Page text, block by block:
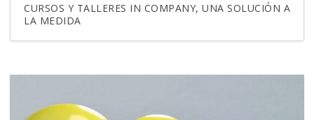
CURSOS Y TALLERES IN COMPANY, UNA SOLUCIÓN A
LA MEDIDA